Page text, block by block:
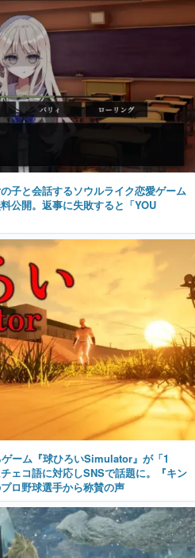
子と会話するソウルライク恋愛ゲーム
公開。返事に失敗すると「YOU
ーム『球ひろいSimulator』が「1
ェコ語に対応しSNSで話題に。『キン
ロ野球選手から称賛の声